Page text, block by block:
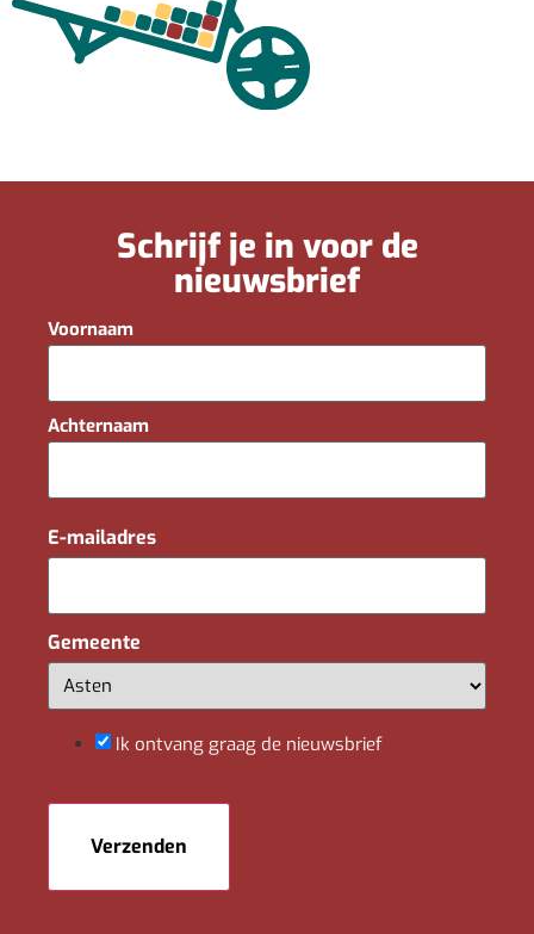
Schrijf je in voor de
nieuwsbrief
Voornaam
Achternaam
E-mailadres *
Gemeente
Ik ontvang graag de nieuwsbrief